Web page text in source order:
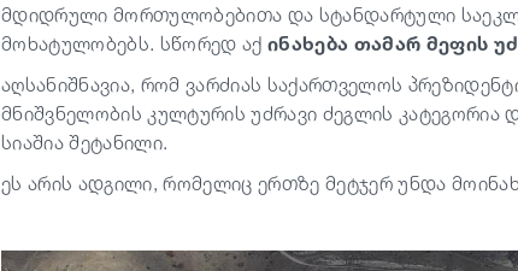
მდიდრული მორთულობებითა და სტანდარტული
მოხატულობებს. სწორედ აქ ინახება თამარ მეფის
აღსანიშნავია, რომ ვარძიას საქართველოს
მნიშვნელობის კულტურის უძრავი ძეგლის
სიაშია შეტანილი.
ეს არის ადგილი, რომელიც ერთზე მეტჯერ უნდა